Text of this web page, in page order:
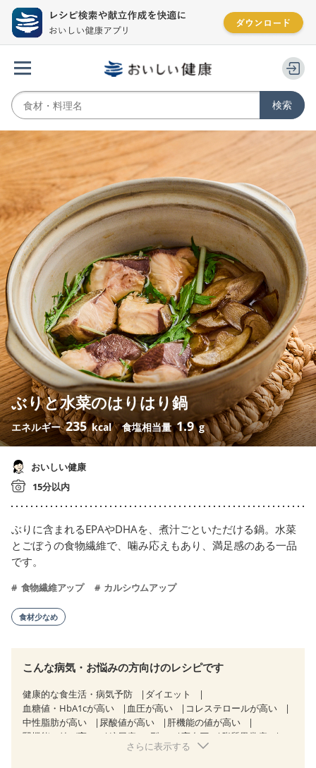
ぶりと水菜のはりはり鍋
エネルギー235 kcal 食塩相当量1.9 g
おいしい健康
15分以内
ぶりに含まれるEPAやDHAを、煮汁ごといただける鍋。水菜
とごぼうの食物繊維で、噛み応えもあり、満足感のある一品
です。
食物繊維アップ カルシウムアップ
食材少なめ
こんな病気・お悩みの方向けのレシピです
健康的な食生活・病気予防
ダイエット
血糖値・HbA1cが高い
血圧が高い
コレステロールが高い
中性脂肪が高い
尿酸値が高い
肝機能の値が高い
腎機能の値が高い
糖尿病（2型） 高血圧
脂質異常症
狭心症 心筋梗塞
さらに表示する